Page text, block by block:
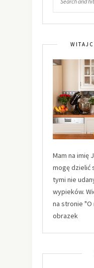
Mam na imię
mogę dzielić
tymi nie
wypieków.
na stronie "O
obrazek